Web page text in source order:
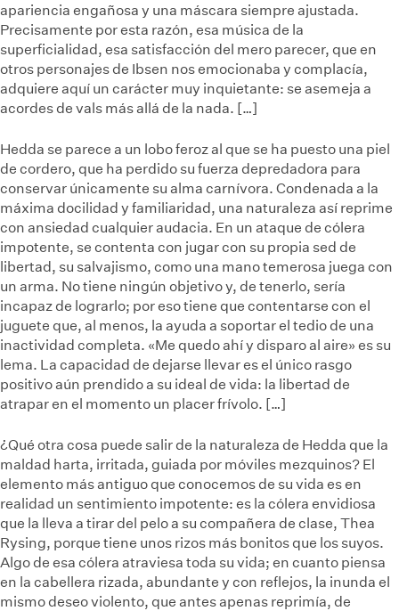
apariencia engañosa y una máscara siempre ajustada.
Precisamente por esta razón, esa música de la
superficialidad, esa satisfacción del mero parecer, que en
otros personajes de Ibsen nos emocionaba y complacía,
adquiere aquí un carácter muy inquietante: se asemeja a
acordes de vals más allá de la nada. […]
Hedda se parece a un lobo feroz al que se ha puesto una piel
de cordero, que ha perdido su fuerza depredadora para
conservar únicamente su alma carnívora. Condenada a la
máxima docilidad y familiaridad, una naturaleza así reprime
con ansiedad cualquier audacia. En un ataque de cólera
impotente, se contenta con jugar con su propia sed de
libertad, su salvajismo, como una mano temerosa juega con
un arma. No tiene ningún objetivo y, de tenerlo, sería
incapaz de lograrlo; por eso tiene que contentarse con el
juguete que, al menos, la ayuda a soportar el tedio de una
inactividad completa. «Me quedo ahí y disparo al aire» es su
lema. La capacidad de dejarse llevar es el único rasgo
positivo aún prendido a su ideal de vida: la libertad de
atrapar en el momento un placer frívolo. […]
¿Qué otra cosa puede salir de la naturaleza de Hedda que la
maldad harta, irritada, guiada por móviles mezquinos? El
elemento más antiguo que conocemos de su vida es en
realidad un sentimiento impotente: es la cólera envidiosa
que la lleva a tirar del pelo a su compañera de clase, Thea
Rysing, porque tiene unos rizos más bonitos que los suyos.
Algo de esa cólera atraviesa toda su vida; en cuanto piensa
en la cabellera rizada, abundante y con reflejos, la inunda el
mismo deseo violento, que antes apenas reprimía, de